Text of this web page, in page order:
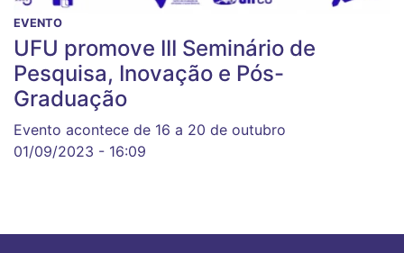
EVENTO
UFU promove III Seminário de
Pesquisa, Inovação e Pós-
Graduação
Evento acontece de 16 a 20 de outubro
01/09/2023 - 16:09